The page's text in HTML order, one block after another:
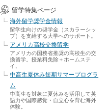
留学特集ページ
海外留学奨学金情報
留学生向けの奨学金（スカラーシッ
プ）を支給する大学へのサポート。
アメリカ高校交換留学
アメリカの国務省推奨の高校生の交
換留学。授業料免除＋ホームステ
イ。
中高生夏休み短期サマープログラ
ム
中高生を対象に夏休みを活用して英
語力や国際感覚・自立心を育む海外
体験。